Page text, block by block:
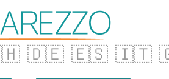
🇩🇪 🇪🇸 🇮🇹